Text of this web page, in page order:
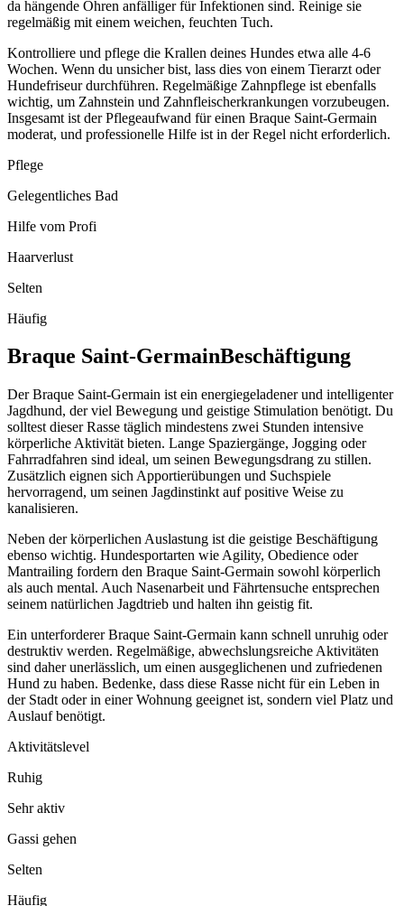
da hängende Ohren anfälliger für Infektionen sind. Reinige sie
regelmäßig mit einem weichen, feuchten Tuch.
Kontrolliere und pflege die Krallen deines Hundes etwa alle 4-6
Wochen. Wenn du unsicher bist, lass dies von einem Tierarzt oder
Hundefriseur durchführen. Regelmäßige Zahnpflege ist ebenfalls
wichtig, um Zahnstein und Zahnfleischerkrankungen vorzubeugen.
Insgesamt ist der Pflegeaufwand für einen Braque Saint-Germain
moderat, und professionelle Hilfe ist in der Regel nicht erforderlich.
Pflege
Gelegentliches Bad
Hilfe vom Profi
Haarverlust
Selten
Häufig
Braque Saint-GermainBeschäftigung
Der Braque Saint-Germain ist ein energiegeladener und intelligenter
Jagdhund, der viel Bewegung und geistige Stimulation benötigt. Du
solltest dieser Rasse täglich mindestens zwei Stunden intensive
körperliche Aktivität bieten. Lange Spaziergänge, Jogging oder
Fahrradfahren sind ideal, um seinen Bewegungsdrang zu stillen.
Zusätzlich eignen sich Apportierübungen und Suchspiele
hervorragend, um seinen Jagdinstinkt auf positive Weise zu
kanalisieren.
Neben der körperlichen Auslastung ist die geistige Beschäftigung
ebenso wichtig. Hundesportarten wie Agility, Obedience oder
Mantrailing fordern den Braque Saint-Germain sowohl körperlich
als auch mental. Auch Nasenarbeit und Fährtensuche entsprechen
seinem natürlichen Jagdtrieb und halten ihn geistig fit.
Ein unterforderer Braque Saint-Germain kann schnell unruhig oder
destruktiv werden. Regelmäßige, abwechslungsreiche Aktivitäten
sind daher unerlässlich, um einen ausgeglichenen und zufriedenen
Hund zu haben. Bedenke, dass diese Rasse nicht für ein Leben in
der Stadt oder in einer Wohnung geeignet ist, sondern viel Platz und
Auslauf benötigt.
Aktivitätslevel
Ruhig
Sehr aktiv
Gassi gehen
Selten
Häufig